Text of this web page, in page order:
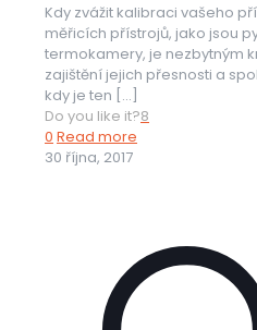
Kdy zvážit kalibraci vašeho
měřicích přístrojů, jako jsou
termokamery, je nezbytným
zajištění jejich přesnosti a
kdy je ten […]
Do you like it?8
0 Read more
30 října, 2017